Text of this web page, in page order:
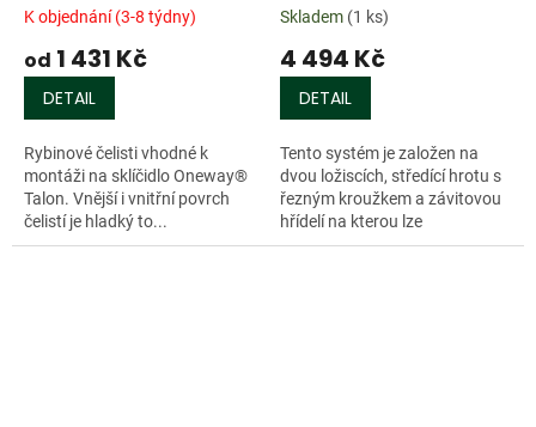
K objednání (3-8 týdny)
od 1 431 Kč
DETAIL
Rybinové čelisti vhodné k
montáži na sklíčidlo Oneway®
Talon. Vnější i vnitřní povrch
čelistí je hladký to...
Skladem (1 ks)
4 494 Kč
DETAIL
Tento systém je založen na
dvou ložiscích, středící hrotu s
řezným kroužkem a závitovou
hřídelí na kterou lze
našroubovat různé přílohy